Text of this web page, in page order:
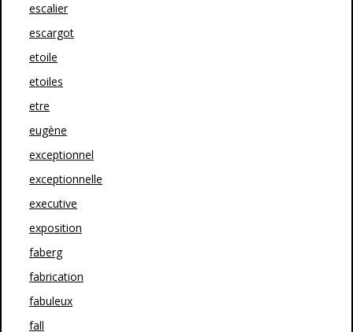
escalier
escargot
etoile
etoiles
etre
eugène
exceptionnel
exceptionnelle
executive
exposition
faberg
fabrication
fabuleux
fall